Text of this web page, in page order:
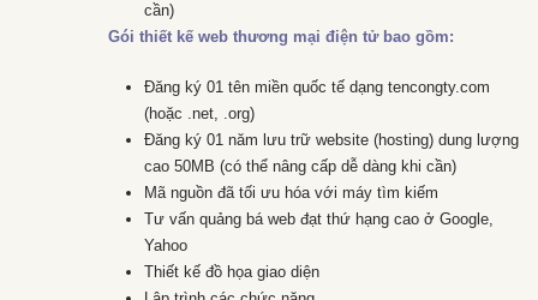
cần)
Gói thiết kế web thương mại điện tử bao gồm:
Đăng ký 01 tên miền quốc tế dạng tencongty.com
(hoặc .net, .org)
Đăng ký 01 năm lưu trữ website (hosting) dung lượng
cao 50MB (có thể nâng cấp dễ dàng khi cần)
Mã nguồn đã tối ưu hóa với máy tìm kiếm
Tư vấn quảng bá web đạt thứ hạng cao ở Google,
Yahoo
Thiết kế đồ họa giao diện